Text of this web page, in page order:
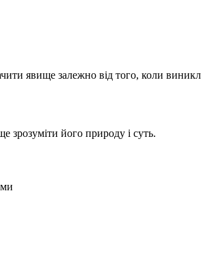
явище залежно від того, коли
зрозуміти його природу і суть.